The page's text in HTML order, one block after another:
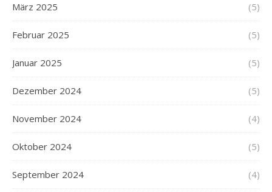
März 2025 (5)
Februar 2025 (5)
Januar 2025 (5)
Dezember 2024 (5)
November 2024 (4)
Oktober 2024 (5)
September 2024 (4)